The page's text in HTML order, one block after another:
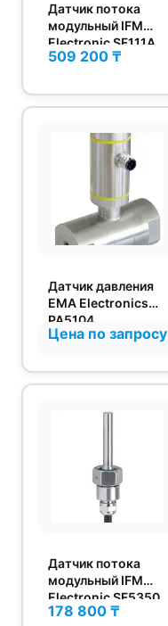
Датчик потока
модульный IFM
Electronic SF111A
509 200 ₸
Датчик давления
EMA Electronics
PA5104
Цена по запросу
Датчик потока
модульный IFM
Electronic SF5350
178 800 ₸